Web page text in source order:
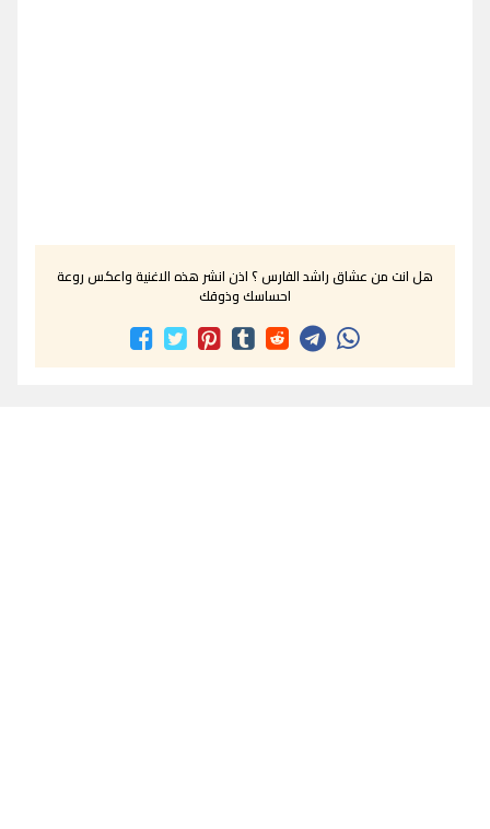
هل انت من عشاق راشد الفارس ؟ اذن انشر هذه الاغنية واعكس روعة
احساسك وذوقك